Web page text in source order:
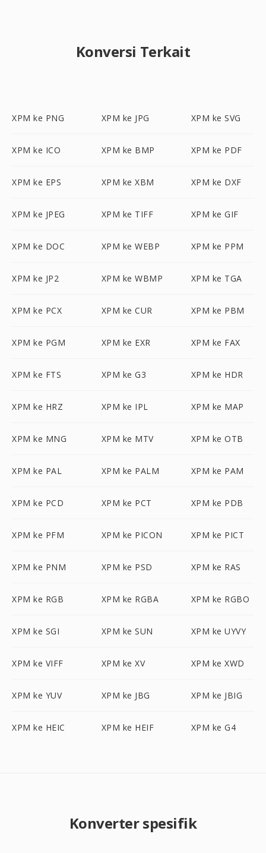
Konversi Terkait
XPM ke PNG XPM ke JPG XPM ke SVG
XPM ke ICO XPM ke BMP XPM ke PDF
XPM ke EPS XPM ke XBM XPM ke DXF
XPM ke JPEG XPM ke TIFF XPM ke GIF
XPM ke DOC XPM ke WEBP XPM ke PPM
XPM ke JP2 XPM ke WBMP XPM ke TGA
XPM ke PCX XPM ke CUR XPM ke PBM
XPM ke PGM XPM ke EXR XPM ke FAX
XPM ke FTS XPM ke G3 XPM ke HDR
XPM ke HRZ XPM ke IPL XPM ke MAP
XPM ke MNG XPM ke MTV XPM ke OTB
XPM ke PAL XPM ke PALM XPM ke PAM
XPM ke PCD XPM ke PCT XPM ke PDB
XPM ke PFM XPM ke PICON XPM ke PICT
XPM ke PNM XPM ke PSD XPM ke RAS
XPM ke RGB XPM ke RGBA XPM ke RGBO
XPM ke SGI XPM ke SUN XPM ke UYVY
XPM ke VIFF XPM ke XV XPM ke XWD
XPM ke YUV XPM ke JBG XPM ke JBIG
XPM ke HEIC XPM ke HEIF XPM ke G4
Konverter spesifik